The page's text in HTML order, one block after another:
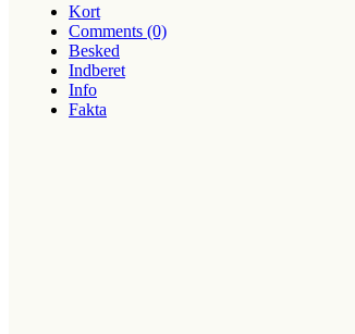
Kort
Comments (0)
Besked
Indberet
Info
Fakta